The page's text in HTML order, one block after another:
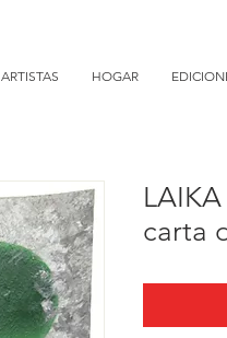
ARTISTAS HOGAR
carta